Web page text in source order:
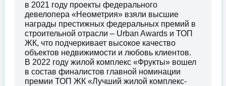
в 2021 году проекты федерального
девелопера «Неометрия» взяли высшие
награды престижных федеральных премий в
строительной отрасли – Urban Awards и ТОП
ЖК, что подчеркивает высокое качество
объектов недвижимости и любовь клиентов.
В 2022 году жилой комплекс «Фрукты» вошел
в состав финалистов главной номинации
премии ТОП ЖК «Лучший жилой комплекс-